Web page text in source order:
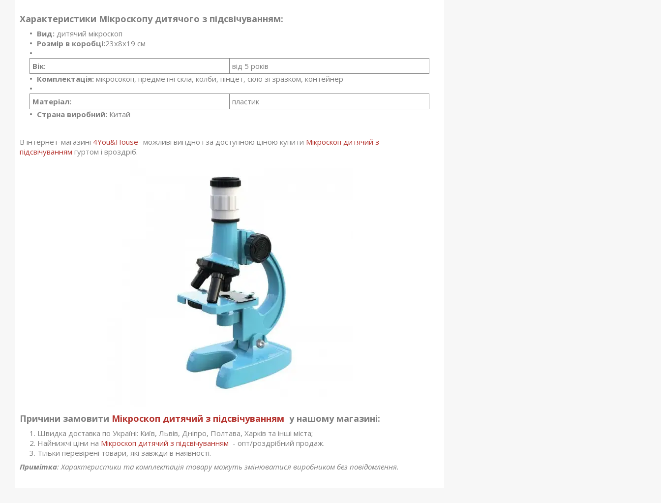
Характеристики Мікроскопу дитячого з підсвічуванням:
Вид: дитячий мікроскоп
Розмір в коробці:23х8х19 см
Вік:
від 5 років
Комплектація: мікросокоп, предметні скла, колби, пінцет, скло зі зразком, контейнер
Матеріал:
пластик
Страна виробний: Китай
В інтернет-магазині 4You&House- можливі вигідно і за доступною ціною купити Мікроскоп дитячий з
підсвічуванням гуртом і вроздріб.
Причини замовити Мікроскоп дитячий з підсвічуванням у нашому магазині:
Швидка доставка по Україні: Київ, Львів, Дніпро, Полтава, Харків та інші міста;
Найнижчі ціни на Мікроскоп дитячий з підсвічуванням - опт/роздрібний продаж.
Тільки перевірені товари, які завжди в наявності.
Примітка: Характеристики та комплектація товару можуть змінюватися виробником без повідомлення.